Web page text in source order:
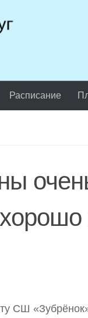
Расписание
СШ